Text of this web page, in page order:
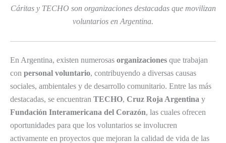
Cáritas y TECHO son organizaciones destacadas que movilizan
voluntarios en Argentina.
En Argentina, existen numerosas organizaciones que trabajan
con personal voluntario, contribuyendo a diversas causas
sociales, ambientales y de desarrollo comunitario. Entre las más
destacadas, se encuentran TECHO, Cruz Roja Argentina y
Fundación Interamericana del Corazón, las cuales ofrecen
oportunidades para que los voluntarios se involucren
activamente en proyectos que mejoran la calidad de vida de las